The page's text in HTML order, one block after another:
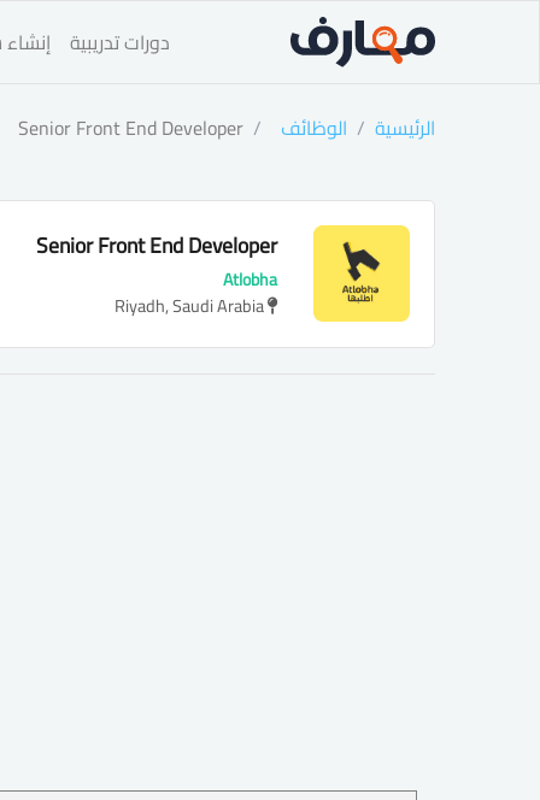
دورات تدريبية إنشاء
الرئيسية الوظائف Senior Front End Developer
Senior Front End Developer
Atlobha
Riyadh, Saudi Arabia